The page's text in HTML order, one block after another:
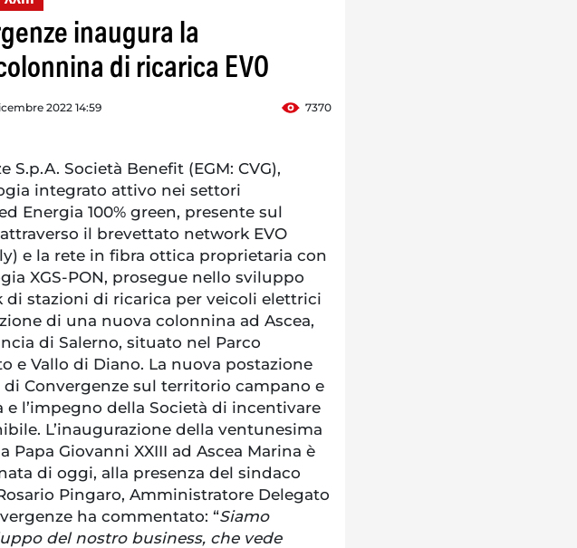
inaugura la
di ricarica EVO
2022 14:59 7370
S.p.A. Società Benefit (EGM: CVG),
integrato attivo nei settori
Energia 100% green, presente sul
il brevettato network EVO
e la rete in fibra ottica proprietaria con
XGS-PON, prosegue nello sviluppo
stazioni di ricarica per veicoli elettrici
di una nuova colonnina ad Ascea,
di Salerno, situato nel Parco
e Vallo di Diano. La nuova postazione
di Convergenze sul territorio campano e
l’impegno della Società di incentivare
L’inaugurazione della ventunesima
Papa Giovanni XXIII ad Ascea Marina è
di oggi, alla presenza del sindaco
Pingaro, Amministratore Delegato
ha commentato: “Siamo
del nostro business, che vede